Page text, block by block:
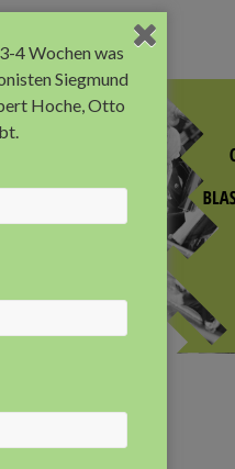
Anzeige
4 Wochen was
Siegmund
Hoche, Otto